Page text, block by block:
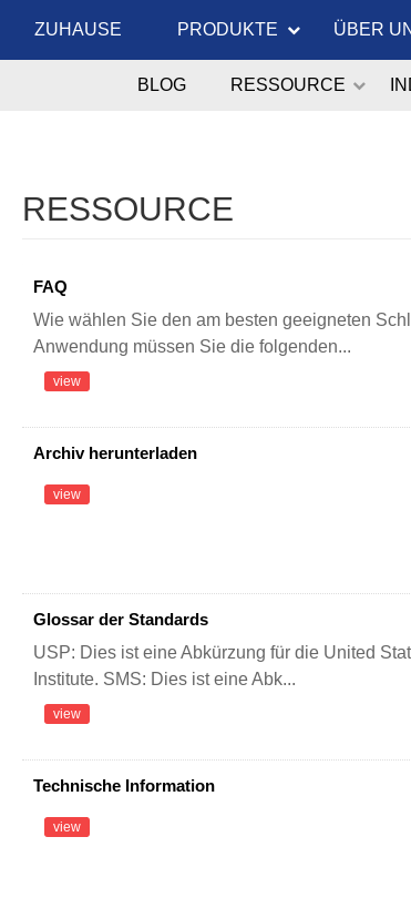
ZUHAUSE PRODUKTE ÜBER
BLOG RESSOURCE
RESSOURCE
FAQ
Wie wählen Sie den am besten geeigneten
Anwendung müssen Sie die folgenden...
view
Archiv herunterladen
view
Glossar der Standards
USP: Dies ist eine Abkürzung für die United
Institute. SMS: Dies ist eine Abk...
view
Technische Information
view